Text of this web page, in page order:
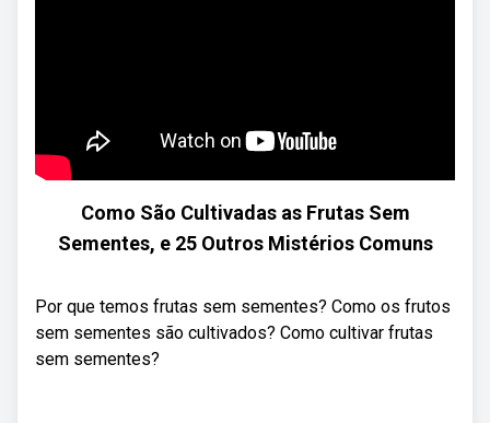
Como São Cultivadas as Frutas Sem
Sementes, e 25 Outros Mistérios Comuns
Por que temos frutas sem sementes? Como os frutos
sem sementes são cultivados? Como cultivar frutas
sem sementes?